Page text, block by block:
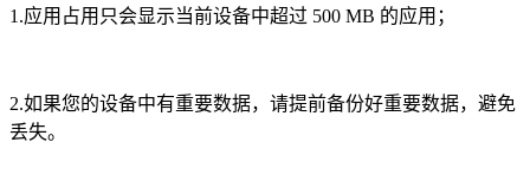
1.应用占用只会显示当前设备中超过 500 MB 的应用；
2.如果您的设备中有重要数据，请提前备份好重要数据，避免
丢失。